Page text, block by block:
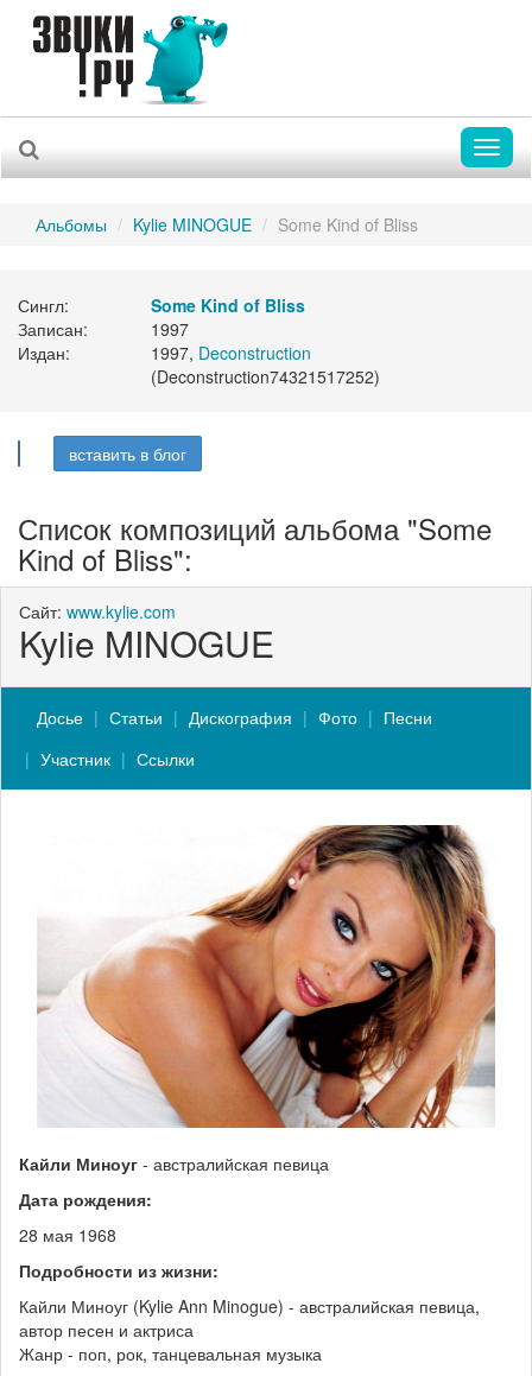
Альбомы Kylie MINOGUE Some Kind of Bliss
Сингл:
Some Kind of Bliss
Записан:
1997
Издан:
1997, Deconstruction
(Deconstruction74321517252)
вставить в блог
Список композиций альбома "Some
Kind of Bliss":
Сайт: www.kylie.com
Kylie MINOGUE
Досье Статьи Дискография Фото
Песни
Участник
Ссылки
Кайли Миноуг - австралийская певица
Дата рождения:
28 мая 1968
Подробности из жизни:
Кайли Миноуг (Kylie Ann Minogue) - австралийская певица,
автор песен и актриса
Жанр - поп, рок, танцевальная музыка